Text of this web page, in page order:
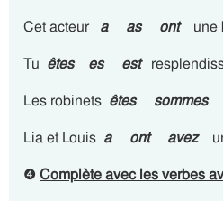
Cet acteur a as ontune
Tu êteses est
Les robinets êtes sommes
Lia et Louis a ont avezun
❹Complète avec les verbes